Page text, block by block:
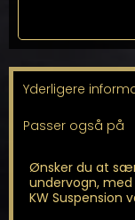
MK2
antal
Yderligere
Passer også på
Ønsker du at
undervogn,
KW Suspension